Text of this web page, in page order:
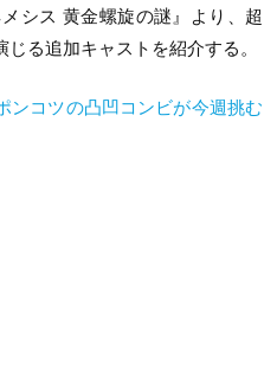
シス 黄金螺旋の謎』より、超
る追加キャストを紹介する。
ンコツの凸凹コンビが今週挑む